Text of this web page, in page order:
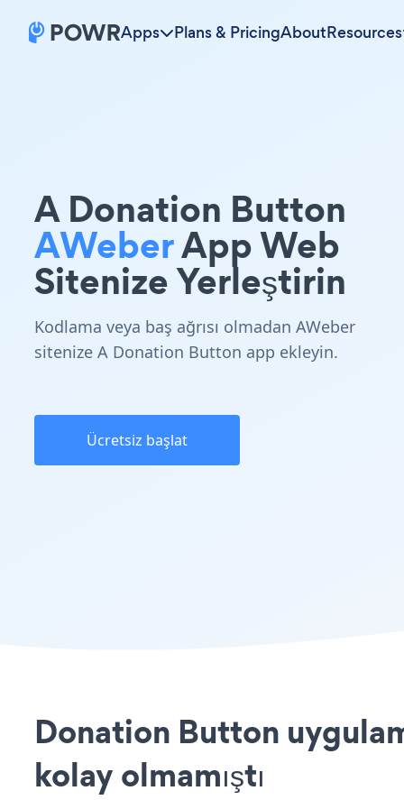
Apps Plans & PricingAboutResources
A Donation Button
AWeberApp Web
Sitenize Yerleştirin
Kodlama veya baş ağrısı olmadan AWeber
sitenize A Donation Button app ekleyin.
Ücretsiz başlat
Donation Button
kolay olmamıştı